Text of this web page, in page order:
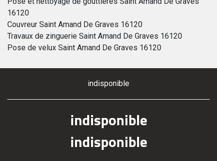
16120
Couvreur Saint Amand De Graves 16120
Travaux de zinguerie Saint Amand De Graves 16120
Pose de velux Saint Amand De Graves 16120
indisponible
indisponible
indisponible